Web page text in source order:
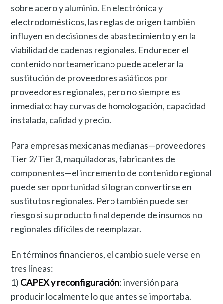
sobre acero y aluminio. En electrónica y
electrodomésticos, las reglas de origen también
influyen en decisiones de abastecimiento y en la
viabilidad de cadenas regionales. Endurecer el
contenido norteamericano puede acelerar la
sustitución de proveedores asiáticos por
proveedores regionales, pero no siempre es
inmediato: hay curvas de homologación, capacidad
instalada, calidad y precio.
Para empresas mexicanas medianas—proveedores
Tier 2/Tier 3, maquiladoras, fabricantes de
componentes—el incremento de contenido regional
puede ser oportunidad si logran convertirse en
sustitutos regionales. Pero también puede ser
riesgo si su producto final depende de insumos no
regionales difíciles de reemplazar.
En términos financieros, el cambio suele verse en
tres líneas:
1) CAPEX y reconfiguración: inversión para
producir localmente lo que antes se importaba.